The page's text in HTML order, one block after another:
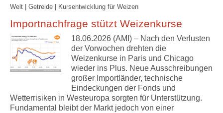
Welt | Getreide | Kursentwicklung für Weizen
Importnachfrage stützt Weizenkurse
18.06.2026 (AMI) – Nach den Verlusten
der Vorwochen drehten die
Weizenkurse in Paris und Chicago
wieder ins Plus. Neue Ausschreibungen
großer Importländer, technische
Eindeckungen der Fonds und
Wetterrisiken in Westeuropa sorgten für Unterstützung.
Fundamental bleibt der Markt jedoch von einer